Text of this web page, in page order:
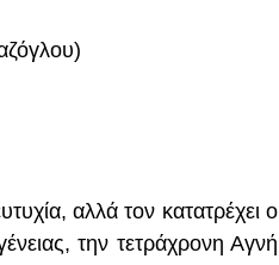
αλλά τον κατατρέχει ο
την τετράχρονη Αγνή